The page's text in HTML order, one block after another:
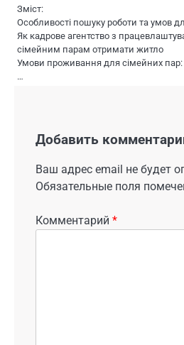
Зміст:
Особливості пошуку роботи та умов
Як кадрове агентство з
сімейним парам отримати житло
Умови проживання для сімейних пар:
…
Добавить
Ваш адрес email не будет
Обязательные поля
Комментарий *